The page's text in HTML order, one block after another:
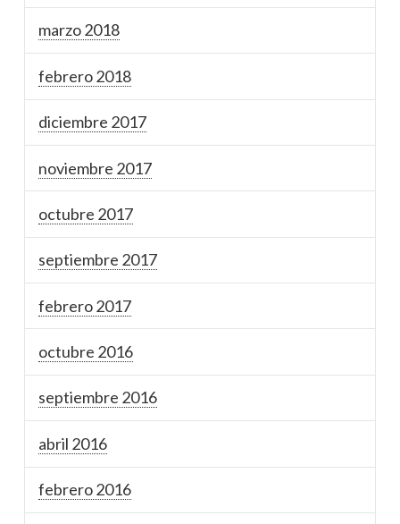
marzo 2018
febrero 2018
diciembre 2017
noviembre 2017
octubre 2017
septiembre 2017
febrero 2017
octubre 2016
septiembre 2016
abril 2016
febrero 2016